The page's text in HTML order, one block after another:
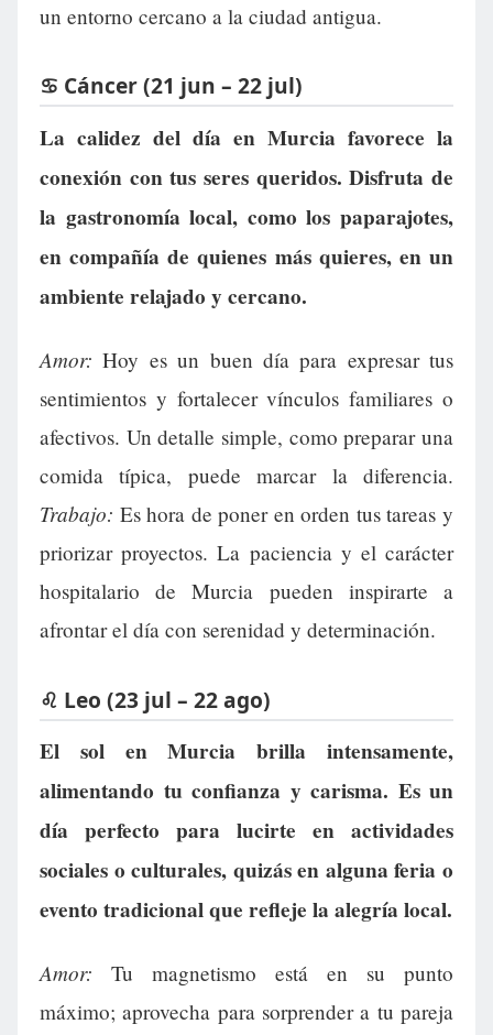
un entorno cercano a la ciudad antigua.
♋ Cáncer (21 jun – 22 jul)
La calidez del día en Murcia favorece la
conexión con tus seres queridos. Disfruta de
la gastronomía local, como los paparajotes,
en compañía de quienes más quieres, en un
ambiente relajado y cercano.
Amor: Hoy es un buen día para expresar tus
sentimientos y fortalecer vínculos familiares o
afectivos. Un detalle simple, como preparar una
comida típica, puede marcar la diferencia.
Trabajo: Es hora de poner en orden tus tareas y
priorizar proyectos. La paciencia y el carácter
hospitalario de Murcia pueden inspirarte a
afrontar el día con serenidad y determinación.
♌ Leo (23 jul – 22 ago)
El sol en Murcia brilla intensamente,
alimentando tu confianza y carisma. Es un
día perfecto para lucirte en actividades
sociales o culturales, quizás en alguna feria o
evento tradicional que refleje la alegría local.
Amor: Tu magnetismo está en su punto
máximo; aprovecha para sorprender a tu pareja